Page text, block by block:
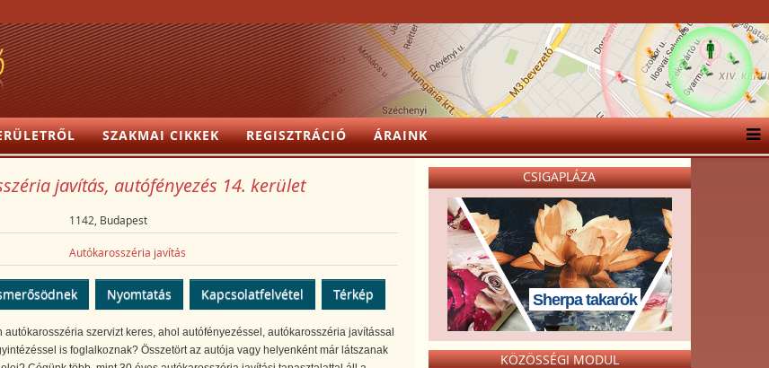
SZAKMAI CIKKEK REGISZTRÁCIÓ ÁRAINK
javítás, autófényezés 14. kerület
1142, Budapest
Autókarosszéria javítás
Nyomtatás Kapcsolatfelvétel Térkép
autókarosszéria szervizt keres, ahol autófényezéssel, autókarosszéria javítással
is foglalkoznak? Összetört az autója vagy helyenként már látszanak
CSIGAPLÁZA
Sherpa takarók
KÖZÖSSÉGI MODUL